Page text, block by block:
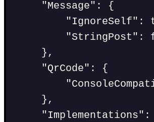
"Message" :
{
"IgnoreSelf" :
"StringPost" :
},
"QrCode" :
{
"
},
"Implementations" :